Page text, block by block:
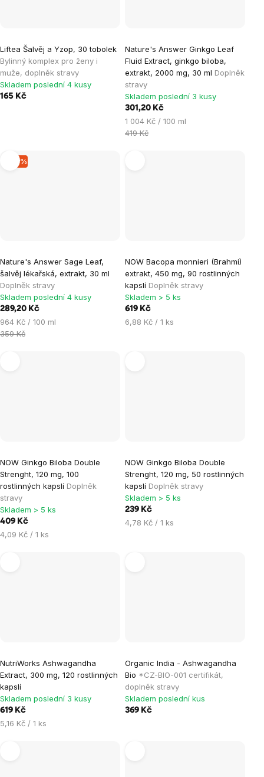
Liftea Šalvěj a Yzop, 30 tobolek
Bylinný komplex pro ženy i
muže, doplněk stravy
Skladem poslední 4 kusy
165 Kč
Nature's Answer Ginkgo Leaf
Fluid Extract, ginkgo biloba,
extrakt, 2000 mg, 30 ml Doplněk
stravy
Skladem poslední 3 kusy
301,20 Kč
Měrná
cena:
1 004 Kč / 100 ml
419 Kč
–19 %
Nature's Answer Sage Leaf,
šalvěj lékařská, extrakt, 30 ml
Doplněk stravy
Skladem poslední 4 kusy
289,20 Kč
Měrná
cena:
964 Kč / 100 ml
359 Kč
NOW Bacopa monnieri (Brahmi)
extrakt, 450 mg, 90 rostlinných
kapslí Doplněk stravy
Skladem > 5 ks
619 Kč
Měrná
6,88 Kč / 1 ks
NOW Ginkgo Biloba Double
Strenght, 120 mg, 100
rostlinných kapslí Doplněk
stravy
Skladem > 5 ks
409 Kč
Měrná
4,09 Kč / 1 ks
NOW Ginkgo Biloba Double
Strenght, 120 mg, 50 rostlinných
kapslí Doplněk stravy
Skladem > 5 ks
239 Kč
Měrná
4,78 Kč / 1 ks
NutriWorks Ashwagandha
Extract, 300 mg, 120 rostlinných
kapslí
Skladem poslední 3 kusy
619 Kč
Měrná
5,16 Kč / 1 ks
Organic India - Ashwagandha
Bio *CZ-BIO-001 certifikát,
doplněk stravy
Skladem poslední kus
369 Kč